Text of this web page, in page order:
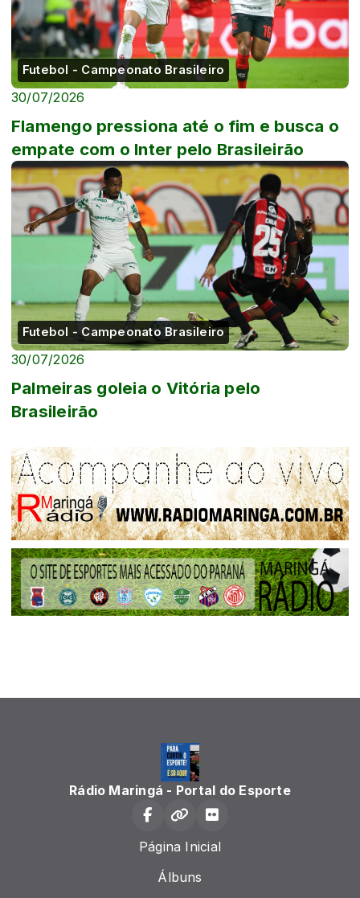
Futebol - Campeonato Brasileiro
30/07/2026
Flamengo pressiona até o fim e busca o
empate com o Inter pelo Brasileirão
Futebol - Campeonato Brasileiro
30/07/2026
Palmeiras goleia o Vitória pelo
Brasileirão
Rádio Maringá - Portal do Esporte
Página Inicial
Álbuns